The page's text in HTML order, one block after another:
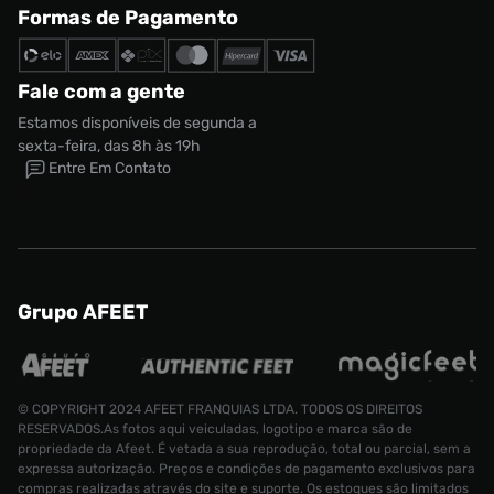
Formas de Pagamento
Fale com a gente
Estamos disponíveis de segunda a
sexta-feira, das 8h às 19h
Entre Em Contato
Grupo AFEET
© COPYRIGHT 2024 AFEET FRANQUIAS LTDA. TODOS OS DIREITOS
RESERVADOS.As fotos aqui veiculadas, logotipo e marca são de
propriedade da Afeet. É vetada a sua reprodução, total ou parcial, sem a
expressa autorização. Preços e condições de pagamento exclusivos para
compras realizadas através do site e suporte. Os estoques são limitados